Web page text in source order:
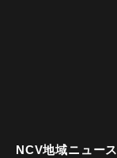
NCV地域ニュース